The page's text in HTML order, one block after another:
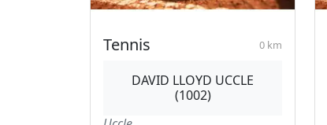
Tennis 0 km
DAVID LLOYD UCCLE
(1002)